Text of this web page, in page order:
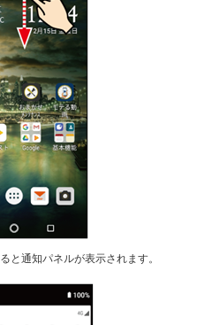
と通知パネルが表示されます。